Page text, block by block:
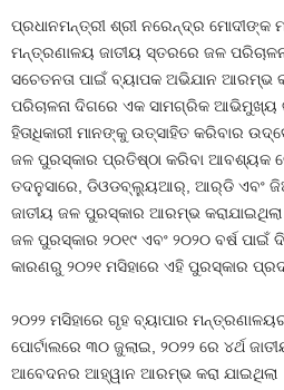
ପ୍ରଧାନମନ୍ତ୍ରୀ ଶ୍ରୀ ନରେନ୍ଦ୍ର ମୋଦୀଙ୍କ
ମନ୍ତ୍ରଣାଳୟ ଜାତୀୟ ସ୍ତରରେ ଜଳ
ସଚେତନତା ପାଇଁ ବ୍ୟାପକ ଅଭିଯାନ ଆରମ୍ଭ
ପରିଚାଳନା ଦିଗରେ ଏକ ସାମଗ୍ରିକ
ହିତାଧିକାରୀ ମାନଙ୍କୁ ଉତ୍ସାହିତ କରିବାର
ଜଳ ପୁରସ୍କାର ପ୍ରତିଷ୍ଠା କରିବା ଆବଶ୍ୟକ
ତଦନୁସାରେ, ଡିଓଡବ୍ଲ୍ୟୁଆର୍‌, ଆର୍‌ଡି ଏବଂ
ଜାତୀୟ ଜଳ ପୁରସ୍କାର ଆରମ୍ଭ କରାଯାଇଥିଲା
ଜଳ ପୁରସ୍କାର ୨୦୧୯ ଏବଂ ୨୦୨୦ ବର୍ଷ ପାଇଁ
କାରଣରୁ ୨୦୨୧ ମସିହାରେ ଏହି ପୁରସ୍କାର
୨୦୨୨ ମସିହାରେ ଗୃହ ବ୍ୟାପାର
ପୋର୍ଟାଲରେ ୩୦ ଜୁଲାଇ, ୨୦୨୨ ରେ ୪ର୍ଥ
ଆବେଦନର ଆହ୍ୱାନ ଆରମ୍ଭ କରା ଯାଇଥିଲା